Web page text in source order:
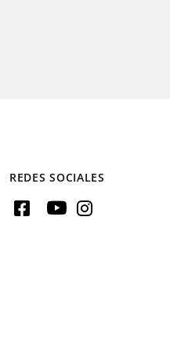
REDES SOCIALES